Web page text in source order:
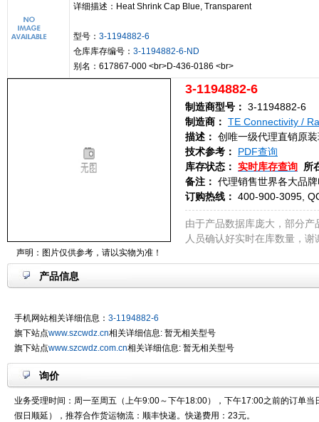
详细描述：Heat Shrink Cap Blue, Transparent
型号： 3-1194882-6
仓库库存编号： 3-1194882-6-ND
别名：617867-000 <br>D-436-0186 <br>
声明：图片仅供参考，请以实物为准！
3-1194882-6
制造商型号： 3-1194882-6
制造商： TE Connectivity /
描述： 创唯一级代理直销原
技术参考：
PDF查询
库存状态： 实时库存查询
所
备注： 代理销售世界各大品
订购热线： 400-900-3095,
由于产品数据库庞大，部分
人员确认好实时在库数量，谢
产品信息
手机网站相关详细信息： 3-1194882-6
旗下站点www.szcwdz.cn相关详细信息: 暂无相关型号
旗下站点www.szcwdz.com.cn相关详细信息: 暂无相关型号
询价
业务受理时间：周一至周五（上午9:00～下午18:00），下午17:00之前的订单
假日顺延），推荐合作货运物流：顺丰快递。快递费用：23元。